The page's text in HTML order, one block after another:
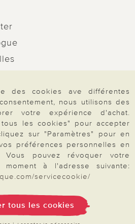
des cookies ave différentes
nous utilisons des
votre expérience d'achat.
les cookies" pour accepter
sur "Paramètres" pour en
préférences personnelles en
pouvez révoquer votre
à l'adresse suivante:
servicecookie/
tous les cookies